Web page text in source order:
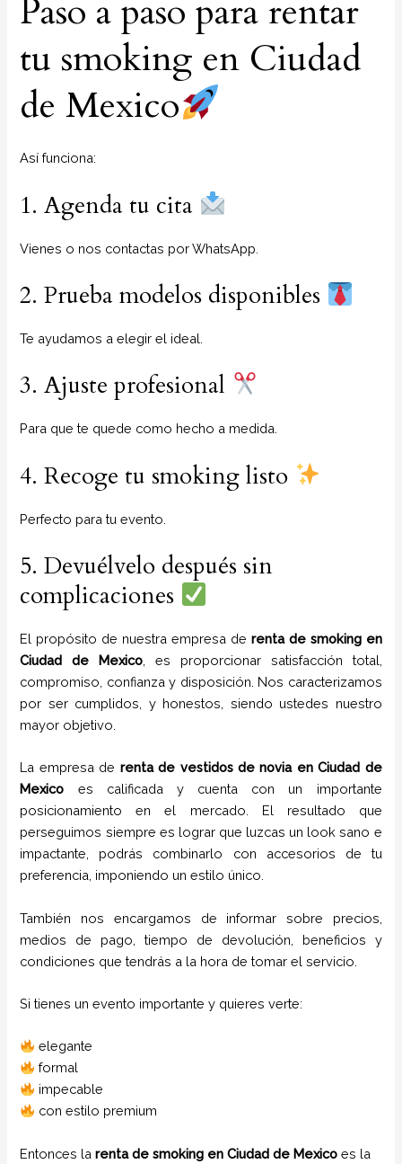
Paso a paso para rentar
tu smoking en Ciudad
de Mexico
Así funciona:
1. Agenda tu cita
Vienes o nos contactas por WhatsApp.
2. Prueba modelos disponibles
Te ayudamos a elegir el ideal.
3. Ajuste profesional
Para que te quede como hecho a medida.
4. Recoge tu smoking listo
Perfecto para tu evento.
5. Devuélvelo después sin
complicaciones
El propósito de nuestra empresa de renta de smoking en
Ciudad de Mexico , es proporcionar satisfacción total,
compromiso, confianza y disposición. Nos caracterizamos
por ser cumplidos, y honestos, siendo ustedes nuestro
mayor objetivo.
La empresa de renta de vestidos de novia en Ciudad de
Mexico
es calificada y cuenta con un importante
posicionamiento en el mercado. El resultado que
perseguimos siempre es lograr que luzcas un look sano e
impactante, podrás combinarlo con accesorios de tu
preferencia, imponiendo un estilo único.
También nos encargamos de informar sobre precios,
medios de pago, tiempo de devolución, beneficios y
condiciones que tendrás a la hora de tomar el servicio.
Si tienes un evento importante y quieres verte:
elegante
formal
impecable
con estilo premium
Entonces larenta de smoking en Ciudad de Mexicoes la